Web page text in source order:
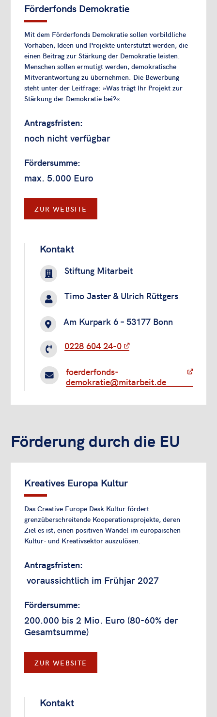
Förderfonds Demokratie
Mit dem Förderfonds Demokratie sollen vorbildliche
Vorhaben, Ideen und Projekte unterstützt werden, die
einen Beitrag zur Stärkung der Demokratie leisten.
Menschen sollen ermutigt werden, demokratische
Mitverantwortung zu übernehmen. Die Bewerbung
steht unter der Leitfrage: »Was trägt Ihr Projekt zur
Stärkung der Demokratie bei?«
Antragsfristen:
noch nicht verfügbar
Fördersumme:
max. 5.000 Euro
ZUR WEBSITE
Kontakt
 Stiftung Mitarbeit
 Timo Jaster & Ulrich Rüttgers
 Am Kurpark 6 – 53177 Bonn
 0228 604 24-0

foerderfonds-
demokratie@mitarbeit.de
Förderung durch die EU
Kreatives Europa Kultur
Das Creative Europe Desk Kultur fördert
grenzüberschreitende Kooperationsprojekte, deren
Ziel es ist, einen positiven Wandel im europäischen
Kultur- und Kreativsektor auszulösen.
Antragsfristen:
voraussichtlich im Frühjar 2027
Fördersumme:
200.000 bis 2 Mio. Euro (80-60% der
Gesamtsumme)
ZUR WEBSITE
Kontakt